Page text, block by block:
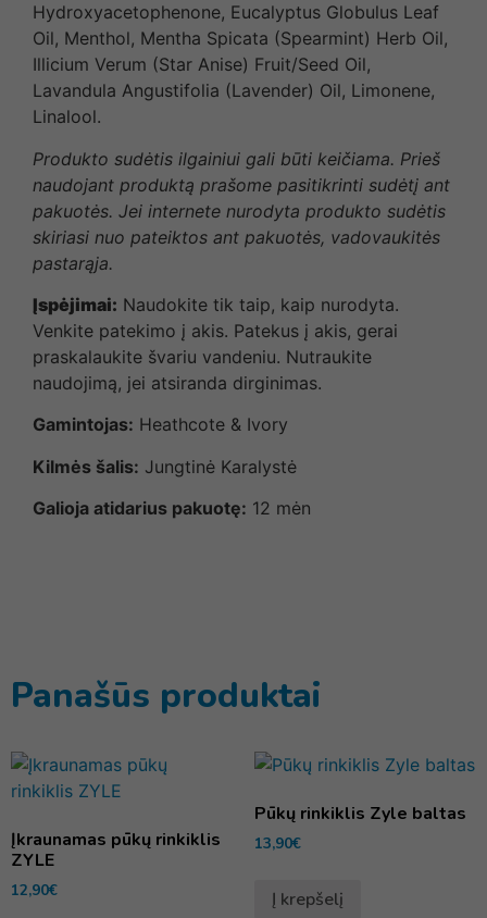
Hydroxyacetophenone, Eucalyptus Globulus Leaf
Oil, Menthol, Mentha Spicata (Spearmint) Herb Oil,
Illicium Verum (Star Anise) Fruit/Seed Oil,
Lavandula Angustifolia (Lavender) Oil, Limonene,
Linalool.
Produkto sudėtis ilgainiui gali būti keičiama. Prieš
naudojant produktą prašome pasitikrinti sudėtį ant
pakuotės. Jei internete nurodyta produkto sudėtis
skiriasi nuo pateiktos ant pakuotės, vadovaukitės
pastarąja.
Įspėjimai: Naudokite tik taip, kaip nurodyta.
Venkite patekimo į akis. Patekus į akis, gerai
praskalaukite švariu vandeniu. Nutraukite
naudojimą, jei atsiranda dirginimas.
Gamintojas: Heathcote & Ivory
Kilmės šalis: Jungtinė Karalystė
Galioja atidarius pakuotę: 12 mėn
Panašūs produktai
Įkraunamas pūkų rinkiklis
ZYLE
12,90€
Pūkų rinkiklis Zyle baltas
13,90€
Į krepšelį